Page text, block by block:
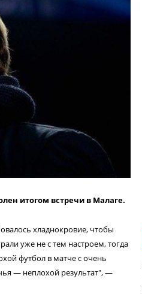
итогом встречи в Малаге.
хладнокровие, чтобы
уже не с тем настроем, тогда
футбол в матче с очень
— неплохой результат", —